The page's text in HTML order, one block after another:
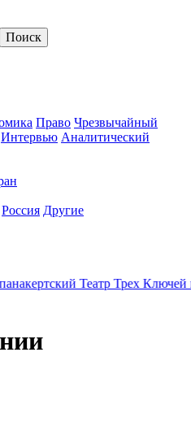
Право Чрезвычайный
Интервью Аналитический
Россия Другие
Театр Трех Ключей